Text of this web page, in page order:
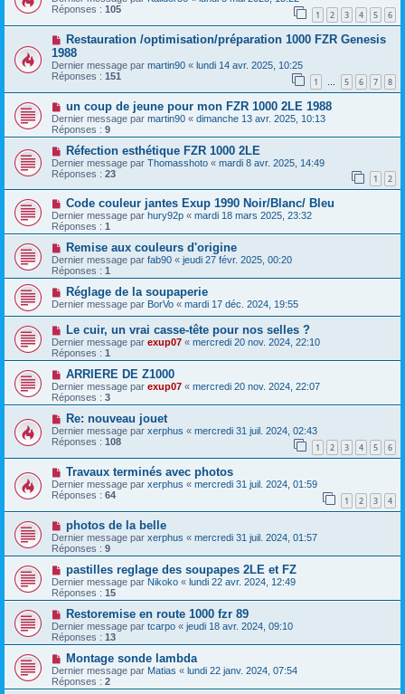
Réponses : 105 1 2 3 4 5 6
Restauration /optimisation/préparation 1000 FZR Genesis
1988
Dernier message par martin90 « lundi 14 avr. 2025, 10:25
Réponses : 151 1 … 5 6 7 8
un coup de jeune pour mon FZR 1000 2LE 1988
Dernier message par martin90 « dimanche 13 avr. 2025, 10:13
Réponses : 9
Réfection esthétique FZR 1000 2LE
Dernier message par Thomasshoto « mardi 8 avr. 2025, 14:49
Réponses : 23 1 2
Code couleur jantes Exup 1990 Noir/Blanc/ Bleu
Dernier message par hury92p « mardi 18 mars 2025, 23:32
Réponses : 1
Remise aux couleurs d'origine
Dernier message par fab90 « jeudi 27 févr. 2025, 00:20
Réponses : 1
Réglage de la soupaperie
Dernier message par BorVo « mardi 17 déc. 2024, 19:55
Le cuir, un vrai casse-tête pour nos selles ?
Dernier message par exup07 « mercredi 20 nov. 2024, 22:10
Réponses : 1
ARRIERE DE Z1000
Dernier message par exup07 « mercredi 20 nov. 2024, 22:07
Réponses : 3
Re: nouveau jouet
Dernier message par xerphus « mercredi 31 juil. 2024, 02:43
Réponses : 108 1 2 3 4 5 6
Travaux terminés avec photos
Dernier message par xerphus « mercredi 31 juil. 2024, 01:59
Réponses : 64 1 2 3 4
photos de la belle
Dernier message par xerphus « mercredi 31 juil. 2024, 01:57
Réponses : 9
pastilles reglage des soupapes 2LE et FZ
Dernier message par Nikoko « lundi 22 avr. 2024, 12:49
Réponses : 15
Restoremise en route 1000 fzr 89
Dernier message par tcarpo « jeudi 18 avr. 2024, 09:10
Réponses : 13
Montage sonde lambda
Dernier message par Matias « lundi 22 janv. 2024, 07:54
Réponses : 2